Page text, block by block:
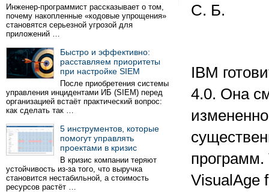
Инженер-программист рассказывает о том,
почему накопленные «кодовые упрощения»
становятся серьезной угрозой для
приложений …
Быстро и эффективно:
расставляем приоритеты
при настройке SIEM
После приобретения системы
управления инцидентами ИБ (SIEM) перед
организацией встаёт практический вопрос:
как сделать так …
5 инструментов, которые
помогут управлять
проектами в кризис
В кризис компании теряют
устойчивость из-за того, что выручка
становится нестабильной, а стоимость
ресурсов растёт …
С. Б.
IBM
4.0. Она
программ.
VisualAge